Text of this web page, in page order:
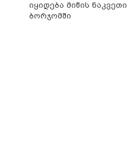
იყიდება მიწის ნაკვეთი
ბორჯომში